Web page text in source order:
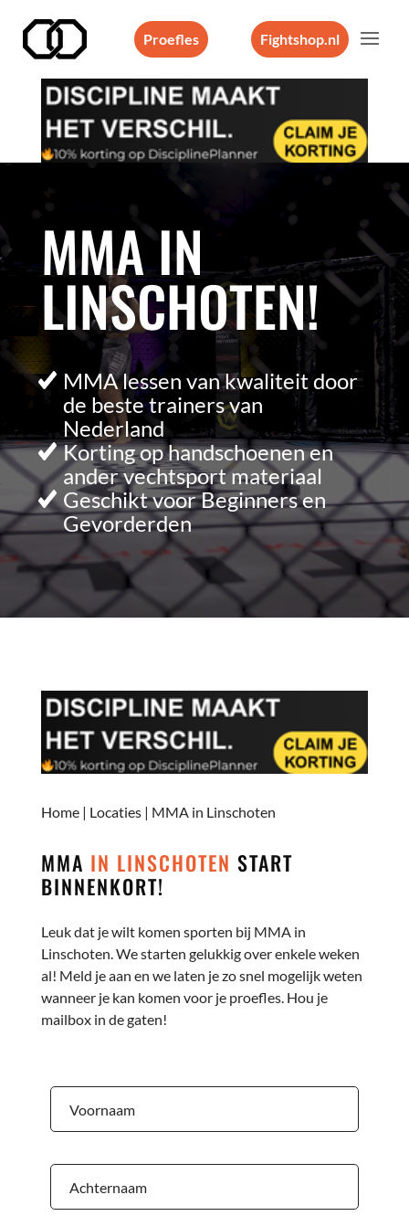
Proefles Fightshop.nl
MMA IN
LINSCHOTEN!
MMA lessen van kwaliteit door
de beste trainers van
Nederland
Korting op handschoenen en
ander vechtsport materiaal
Geschikt voor Beginners en
Gevorderden
Home| Locaties| MMA in Linschoten
MMA IN LINSCHOTEN START
BINNENKORT!
Leuk dat je wilt komen sporten bij MMA in
Linschoten. We starten gelukkig over enkele weken
al! Meld je aan en we laten je zo snel mogelijk weten
wanneer je kan komen voor je proefles. Hou je
mailbox in de gaten!